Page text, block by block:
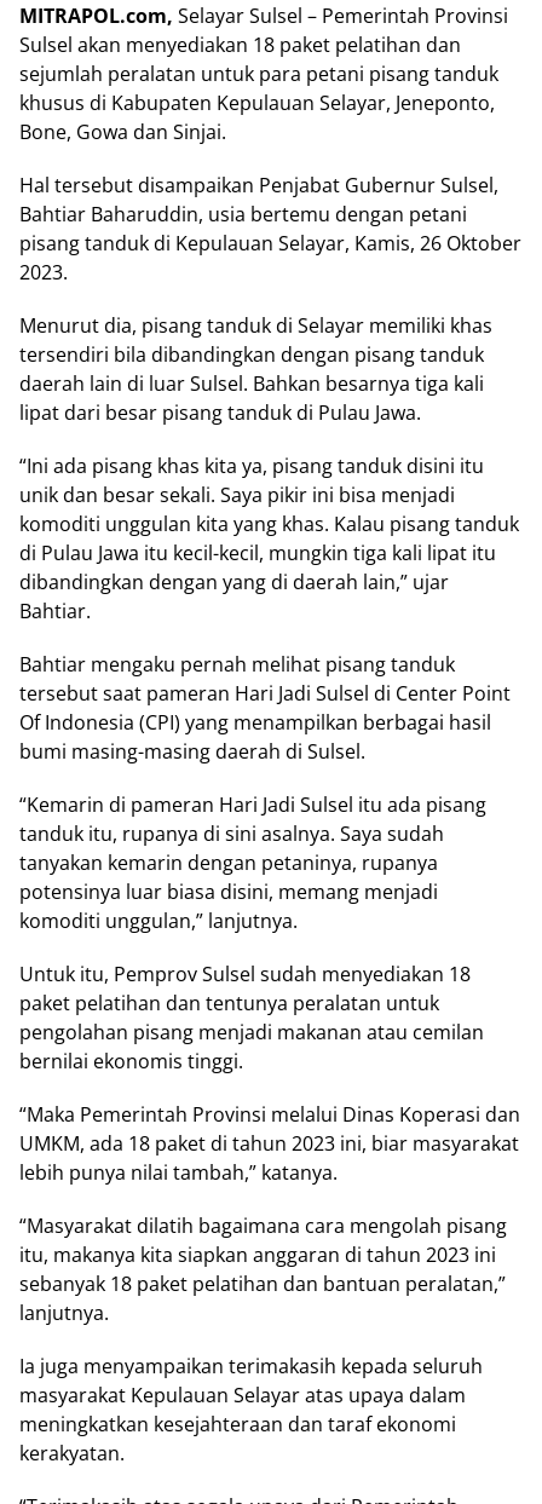
MITRAPOL.com, Selayar Sulsel – Pemerintah Provinsi
Sulsel akan menyediakan 18 paket pelatihan dan
sejumlah peralatan untuk para petani pisang tanduk
khusus di Kabupaten Kepulauan Selayar, Jeneponto,
Bone, Gowa dan Sinjai.
Hal tersebut disampaikan Penjabat Gubernur Sulsel,
Bahtiar Baharuddin, usia bertemu dengan petani
pisang tanduk di Kepulauan Selayar, Kamis, 26 Oktober
2023.
Menurut dia, pisang tanduk di Selayar memiliki khas
tersendiri bila dibandingkan dengan pisang tanduk
daerah lain di luar Sulsel. Bahkan besarnya tiga kali
lipat dari besar pisang tanduk di Pulau Jawa.
“Ini ada pisang khas kita ya, pisang tanduk disini itu
unik dan besar sekali. Saya pikir ini bisa menjadi
komoditi unggulan kita yang khas. Kalau pisang tanduk
di Pulau Jawa itu kecil-kecil, mungkin tiga kali lipat itu
dibandingkan dengan yang di daerah lain,” ujar
Bahtiar.
Bahtiar mengaku pernah melihat pisang tanduk
tersebut saat pameran Hari Jadi Sulsel di Center Point
Of Indonesia (CPI) yang menampilkan berbagai hasil
bumi masing-masing daerah di Sulsel.
“Kemarin di pameran Hari Jadi Sulsel itu ada pisang
tanduk itu, rupanya di sini asalnya. Saya sudah
tanyakan kemarin dengan petaninya, rupanya
potensinya luar biasa disini, memang menjadi
komoditi unggulan,” lanjutnya.
Untuk itu, Pemprov Sulsel sudah menyediakan 18
paket pelatihan dan tentunya peralatan untuk
pengolahan pisang menjadi makanan atau cemilan
bernilai ekonomis tinggi.
“Maka Pemerintah Provinsi melalui Dinas Koperasi dan
UMKM, ada 18 paket di tahun 2023 ini, biar masyarakat
lebih punya nilai tambah,” katanya.
“Masyarakat dilatih bagaimana cara mengolah pisang
itu, makanya kita siapkan anggaran di tahun 2023 ini
sebanyak 18 paket pelatihan dan bantuan peralatan,”
lanjutnya.
Ia juga menyampaikan terimakasih kepada seluruh
masyarakat Kepulauan Selayar atas upaya dalam
meningkatkan kesejahteraan dan taraf ekonomi
kerakyatan.